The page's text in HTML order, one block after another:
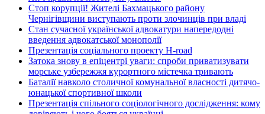
Стоп корупції! Жителі Бахмацького району
Чернігівщини виступають проти злочинців при владі
Стан сучасної української адвокатури напередодні
введення адвокатської монополії
Презентація соціального проекту H-road
Затока знову в епіцентрі уваги: спроби приватизувати
морське узбережжя курортного містечка тривають
Баталії навколо столичної комунальної власності дитячо-
юнацької спортивної школи
Презентація спільного соціологічного дослідження: кому